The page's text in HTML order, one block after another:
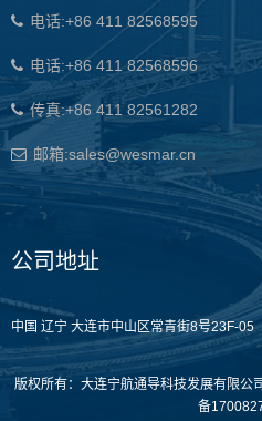
电话:+86 411 82568595
电话:+86 411 82568596
传真:+86 411 82561282
邮箱:sales@wesmar.cn
公司地址
中国 辽宁 大连市中山区常青街8号23F-05
版权所有：大连宁航通导科技发展有限公
备